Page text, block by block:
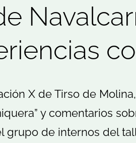
X de Tirso de
y comentarios
grupo de internos del